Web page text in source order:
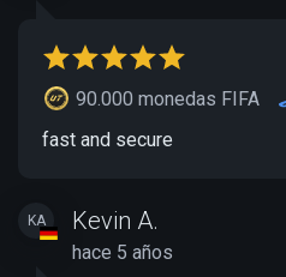
90.000 monedas FIFA
fast and secure
KA Kevin A.
hace 5 años